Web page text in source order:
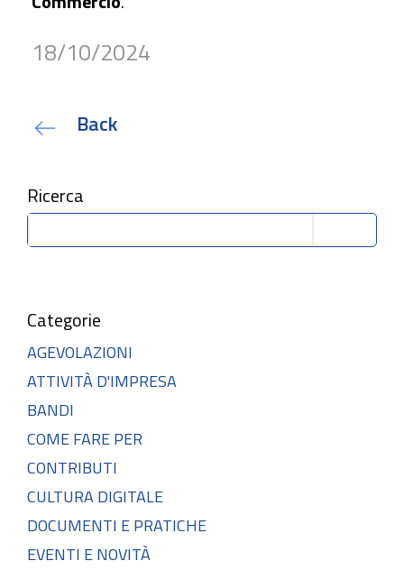
18/10/2024
Back
Ricerca
Categorie
AGEVOLAZIONI
ATTIVITÀ D'IMPRESA
BANDI
COME FARE PER
CONTRIBUTI
CULTURA DIGITALE
DOCUMENTI E PRATICHE
EVENTI E NOVITÀ